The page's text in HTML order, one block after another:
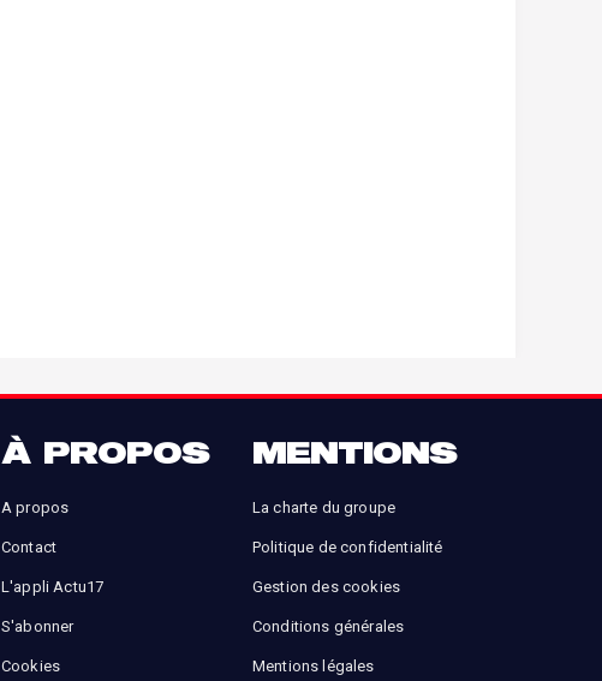
À PROPOS
A propos
Contact
L'appli Actu17
S'abonner
Cookies
MENTIONS
La charte du groupe
Politique de confidentialité
Gestion des cookies
Conditions générales
Mentions légales